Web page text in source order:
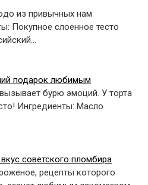
из привычных нам
Покупное слоенное тесто
подарок любимым
бурю эмоций. У торта
Ингредиенты: Маслo
советского пломбира
рецепты которого